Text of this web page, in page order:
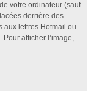
votre ordinateur (sauf
derrière des
aux lettres Hotmail ou
afficher l’image,